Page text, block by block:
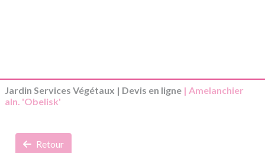
Jardin Services Végétaux | Devis en ligne | Amelanchier
aln. 'Obelisk'
Retour